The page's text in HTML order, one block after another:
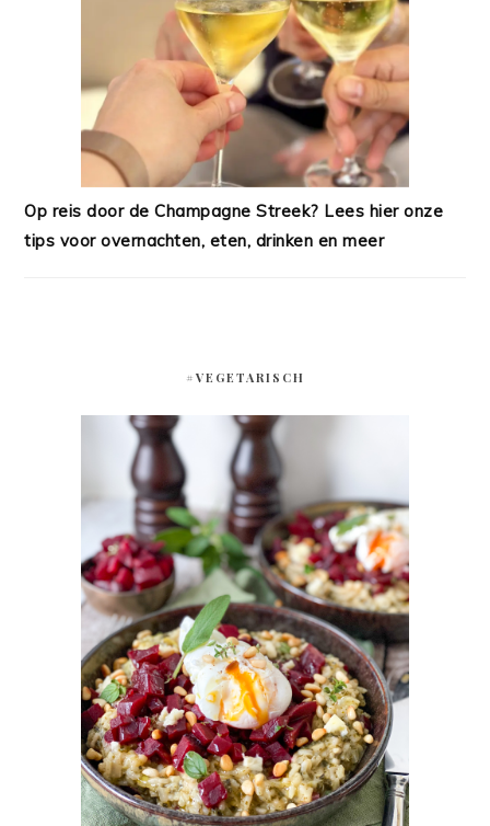
Op reis door de Champagne Streek? Lees hier onze
tips voor overnachten, eten, drinken en meer
#VEGETARISCH